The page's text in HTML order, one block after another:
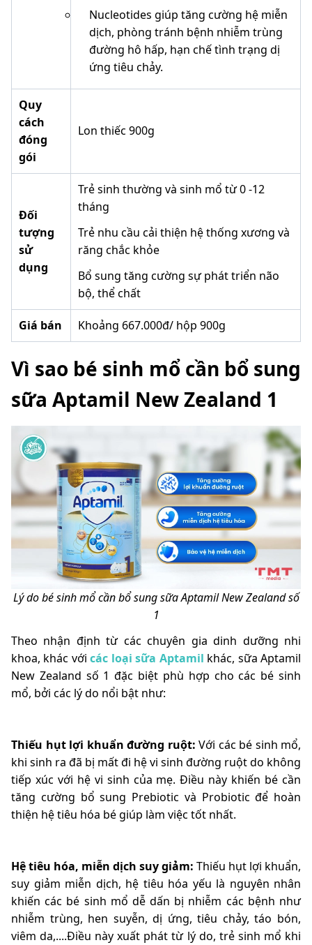
Nucleotides giúp tăng cường hệ miễn
dịch, phòng tránh bệnh nhiễm trùng
đường hô hấp, hạn chế tình trạng dị
ứng tiêu chảy.
Quy
cách
đóng
gói
Lon thiếc 900g
Đối
tượng
sử
dụng
Trẻ sinh thường và sinh mổ từ 0 -12
tháng
Trẻ nhu cầu cải thiện hệ thống xương và
răng chắc khỏe
Bổ sung tăng cường sự phát triển não
bộ, thể chất
Giá bán Khoảng 667.000đ/ hộp 900g
Vì sao bé sinh mổ cần bổ sung
sữa Aptamil New Zealand 1
Lý do bé sinh mổ cần bổ sung sữaAptamil New Zealand số
1
Theo nhận định từ các chuyên gia dinh dưỡng nhi
khoa, khác vớicác loại sữa Aptamil khác, sữa Aptamil
New Zealand số 1 đặc biệt phù hợp cho các bé sinh
mổ, bởi các lý do nổi bật như:
Thiếu hụt lợi khuẩn đường ruột: Với các bé sinh mổ,
khi sinh ra đã bị mất đi hệ vi sinh đường ruột do không
tiếp xúc với hệ vi sinh của mẹ. Điều này khiến bé cần
tăng cường bổ sung Prebiotic và Probiotic để hoàn
thiện hệ tiêu hóa bé giúp làm việc tốt nhất.
Hệ tiêu hóa, miễn dịch suy giảm: Thiếu hụt lợi khuẩn,
suy giảm miễn dịch, hệ tiêu hóa yếu là nguyên nhân
khiến các bé sinh mổ dễ dấn bị nhiễm các bệnh như
nhiễm trùng, hen suyễn, dị ứng, tiêu chảy, táo bón,
viêm da,....Điều này xuất phát từ lý do, trẻ sinh mổ khi